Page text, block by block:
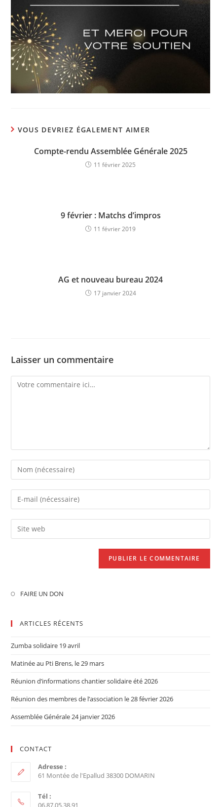
VOUS DEVRIEZ ÉGALEMENT AIMER
Compte-rendu Assemblée Générale 2025
11 février 2025
9 février : Matchs d’impros
11 février 2019
AG et nouveau bureau 2024
17 janvier 2024
Laisser un commentaire
FAIRE UN DON
ARTICLES RÉCENTS
Zumba solidaire 19 avril
Matinée au Pti Brens, le 29 mars
Réunion d’informations chantier solidaire été 2026
Réunion des membres de l’association le 28 février 2026
Assemblée Générale 24 janvier 2026
CONTACT
Adresse :
61 Montée de l'Epallud 38300 DOMARIN
Tél :
06.87.05.38.91